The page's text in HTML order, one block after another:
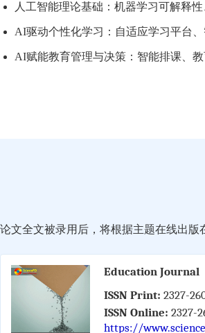
人工智能理论基础：机器学习可解释
AI驱动个性化学习：自适应学习平台
AI赋能教育管理与决策：智能排课、
论文全文被录用后，将根据主题在线出
Education Journal
ISSN Print: 2327-
ISSN Online: 2327-
https://